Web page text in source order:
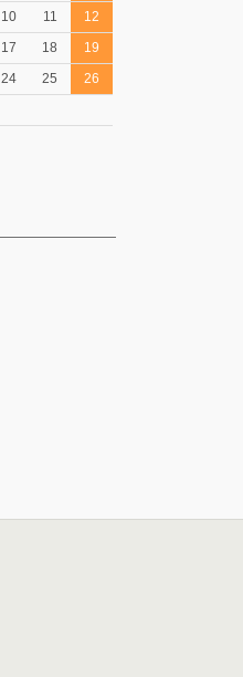
10 11
12
17 18
19
24 25
26